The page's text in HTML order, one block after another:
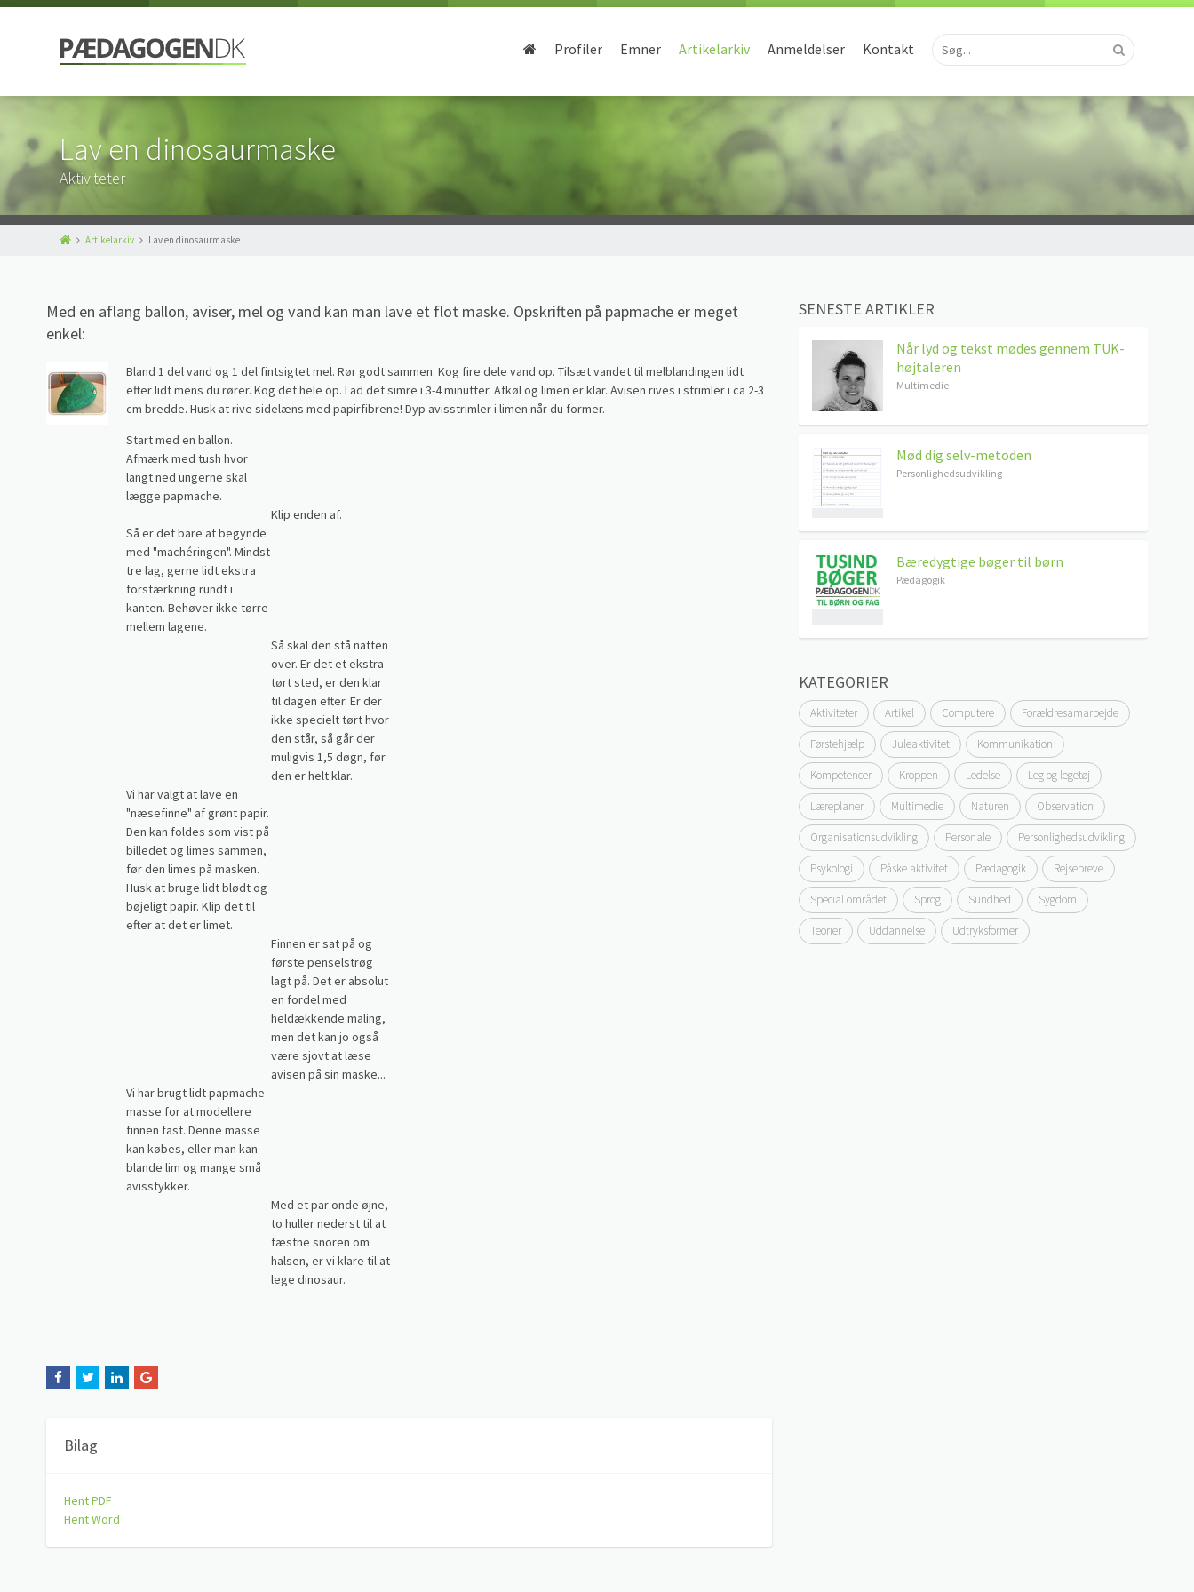
Profiler Emner Artikelarkiv Anmeldelser Kontakt
Lav en dinosaurmaske
Aktiviteter
Artikelarkiv Lav en dinosaurmaske
Med en aflang ballon, aviser, mel og vand kan man lave et flot maske. Opskriften på papmache er meget
enkel:
Bland 1 del vand og 1 del fintsigtet mel. Rør godt sammen. Kog fire dele vand op. Tilsæt vandet til melblandingen lidt
efter lidt mens du rører. Kog det hele op. Lad det simre i 3-4 minutter. Afkøl og limen er klar. Avisen rives i strimler i ca 2-3
cm bredde. Husk at rive sidelæns med papirfibrene! Dyp avisstrimler i limen når du former.
Start med en ballon.
Afmærk med tush hvor
langt ned ungerne skal
lægge papmache.
Klip enden af.
Så er det bare at begynde
med "machéringen". Mindst
tre lag, gerne lidt ekstra
forstærkning rundt i
kanten. Behøver ikke tørre
mellem lagene.
Så skal den stå natten
over. Er det et ekstra
tørt sted, er den klar
til dagen efter. Er der
ikke specielt tørt hvor
den står, så går der
muligvis 1,5 døgn, før
den er helt klar.
Vi har valgt at lave en
"næsefinne" af grønt papir.
Den kan foldes som vist på
billedet og limes sammen,
før den limes på masken.
Husk at bruge lidt blødt og
bøjeligt papir. Klip det til
efter at det er limet.
Finnen er sat på og
første penselstrøg
lagt på. Det er absolut
en fordel med
heldækkende maling,
men det kan jo også
være sjovt at læse
avisen på sin maske...
Vi har brugt lidt papmache-
masse for at modellere
finnen fast. Denne masse
kan købes, eller man kan
blande lim og mange små
avisstykker.
Med et par onde øjne,
to huller nederst til at
fæstne snoren om
halsen, er vi klare til at
lege dinosaur.
Bilag
Hent PDF
Hent Word
SENESTE ARTIKLER
Når lyd og tekst mødes gennem TUK-
højtaleren
Multimedie
Mød dig selv-metoden
Personlighedsudvikling
Bæredygtige bøger til børn
Pædagogik
KATEGORIER
Aktiviteter Artikel Computere Forældresamarbejde
Førstehjælp Juleaktivitet Kommunikation
Kompetencer Kroppen Ledelse Leg og legetøj
Læreplaner Multimedie Naturen Observation
Organisationsudvikling Personale Personlighedsudvikling
Psykologi Påske aktivitet Pædagogik Rejsebreve
Special området Sprog Sundhed Sygdom
Teorier Uddannelse Udtryksformer